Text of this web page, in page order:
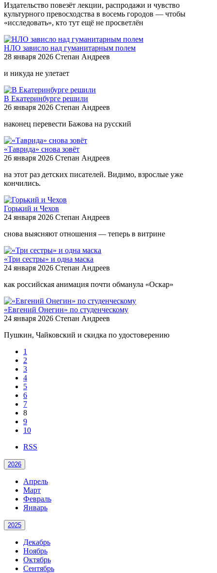
Издательство повезёт лекции, распродажи и чувство
культурного превосходства в восемь городов — чтобы
«исследовать», кто тут ещё не просветлён
НЛО зависло над гуманитарным полем
28 января 2026 Степан Андреев
и никуда не улетает
В Екатеринбурге решили
26 января 2026 Степан Андреев
наконец перевести Бажова на русский
«Таврида» снова зовёт
26 января 2026 Степан Андреев
на этот раз детских писателей. Видимо, взрослые уже
кончились.
Горький и Чехов
24 января 2026 Степан Андреев
снова выясняют отношения — теперь в витрине
«Три сестры» и одна маска
24 января 2026 Степан Андреев
как российская анимация почти обманула «Оскар»
«Евгений Онегин» по студенческому
24 января 2026 Степан Андреев
Пушкин, Чайковский и скидка по удостоверению
1
2
3
4
5
6
7
8
9
10
RSS
2026
Апрель
Март
Февраль
Январь
2025
Декабрь
Ноябрь
Октябрь
Сентябрь